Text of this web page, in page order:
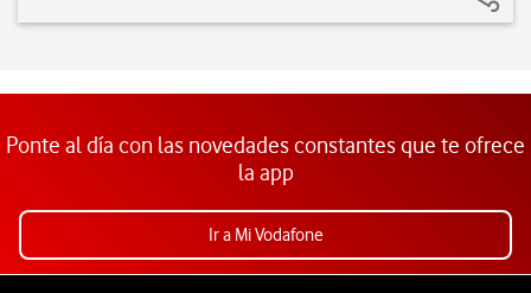
Ponte al día con las novedades constantes que te ofrece
la app
Ir a Mi Vodafone